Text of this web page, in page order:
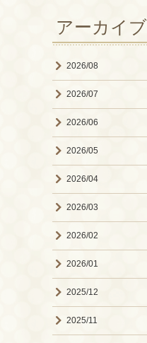
アーカイブ
2026/08
2026/07
2026/06
2026/05
2026/04
2026/03
2026/02
2026/01
2025/12
2025/11